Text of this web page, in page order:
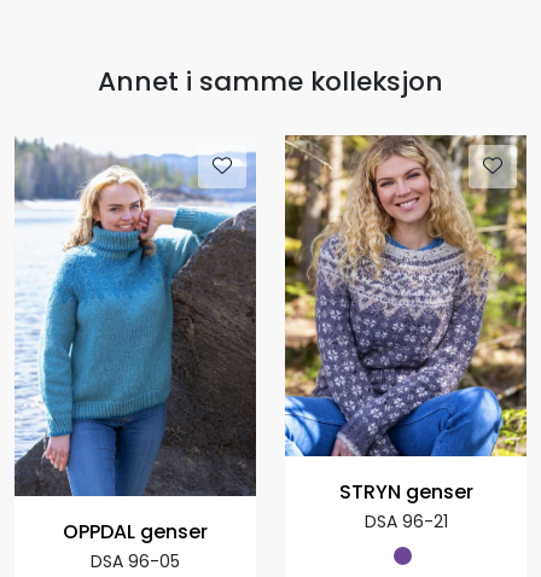
Annet i samme kolleksjon
OPPDAL genser
DSA 96-05
STRYN genser
DSA 96-21